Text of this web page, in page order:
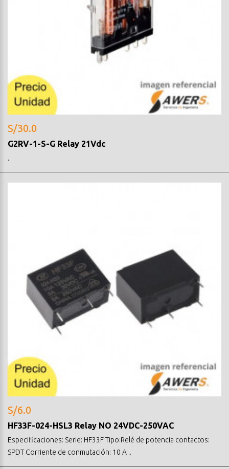
S/30.0
G2RV-1-S-G Relay 21Vdc
..
S/6.0
HF33F-024-HSL3 Relay NO 24VDC-250VAC
Especificaciones: Serie: HF33F Tipo:Relé de potencia contactos:
SPDT Corriente de conmutación: 10 A ..